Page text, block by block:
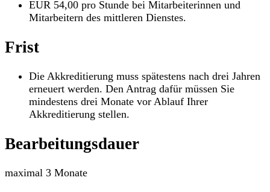
EUR 54,00 pro Stunde bei Mitarbeiterinnen und
Mitarbeitern des mittleren Dienstes.
Frist
Die Akkreditierung muss spätestens nach drei Jahren
erneuert werden. Den Antrag dafür müssen Sie
mindestens drei Monate vor Ablauf Ihrer
Akkreditierung stellen.
Bearbeitungsdauer
maximal 3 Monate